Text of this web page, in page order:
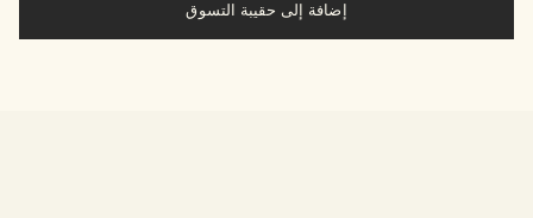
إضافة إلى حقيبة التسوق